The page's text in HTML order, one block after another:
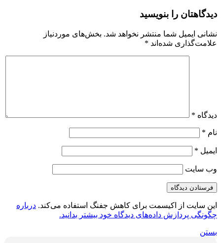
دیدگاهتان را بنویسید
نشانی ایمیل شما منتشر نخواهد شد. بخش‌های موردنیاز
علامت‌گذاری شده‌اند *
دیدگاه *
نام *
ایمیل *
وب‌ سایت
این سایت از اکیسمت برای کاهش جفنگ استفاده می‌کند. درباره
چگونگی پردازش داده‌های دیدگاه خود بیشتر بدانید.
بستن